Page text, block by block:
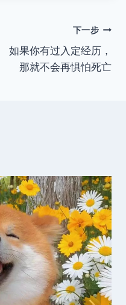
下一步
如果你有过入定经历，
那就不会再惧怕死亡